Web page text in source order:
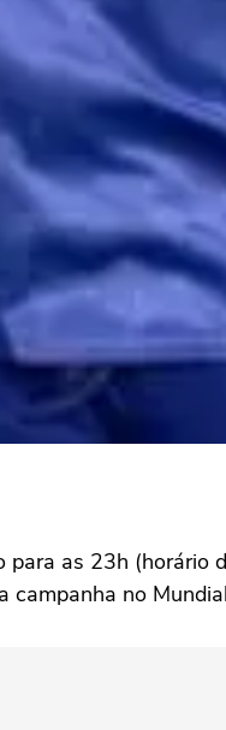
as 23h (horário
campanha no